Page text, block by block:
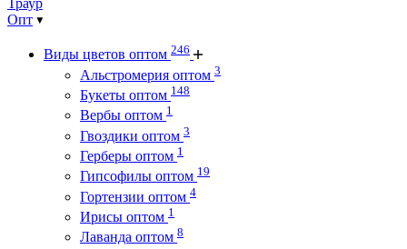
Траур
Опт
Виды цветов оптом 246
Альстромерия оптом 3
Букеты оптом 148
Вербы оптом 1
Гвоздики оптом 3
Герберы оптом 1
Гипсофилы оптом 19
Гортензии оптом 4
Ирисы оптом 1
Лаванда оптом 8